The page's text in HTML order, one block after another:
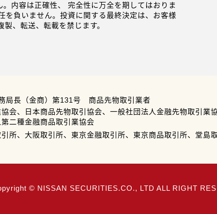
内容は正確性、 完全性に万全を期してはおりま
を負いません。投資に関する最終決定は、お客様
、転送、転載を禁じます。
局長（金商）第131号 商品先物取引業者
会、日本商品先物取引協会、一般社団法人金融先物取引業
二種金融商品取引業協会
所、大阪取引所、東京金融取引所、東京商品取引所、堂島
© NISSAN SECURITIES.CO., LTD ALL RIGHT